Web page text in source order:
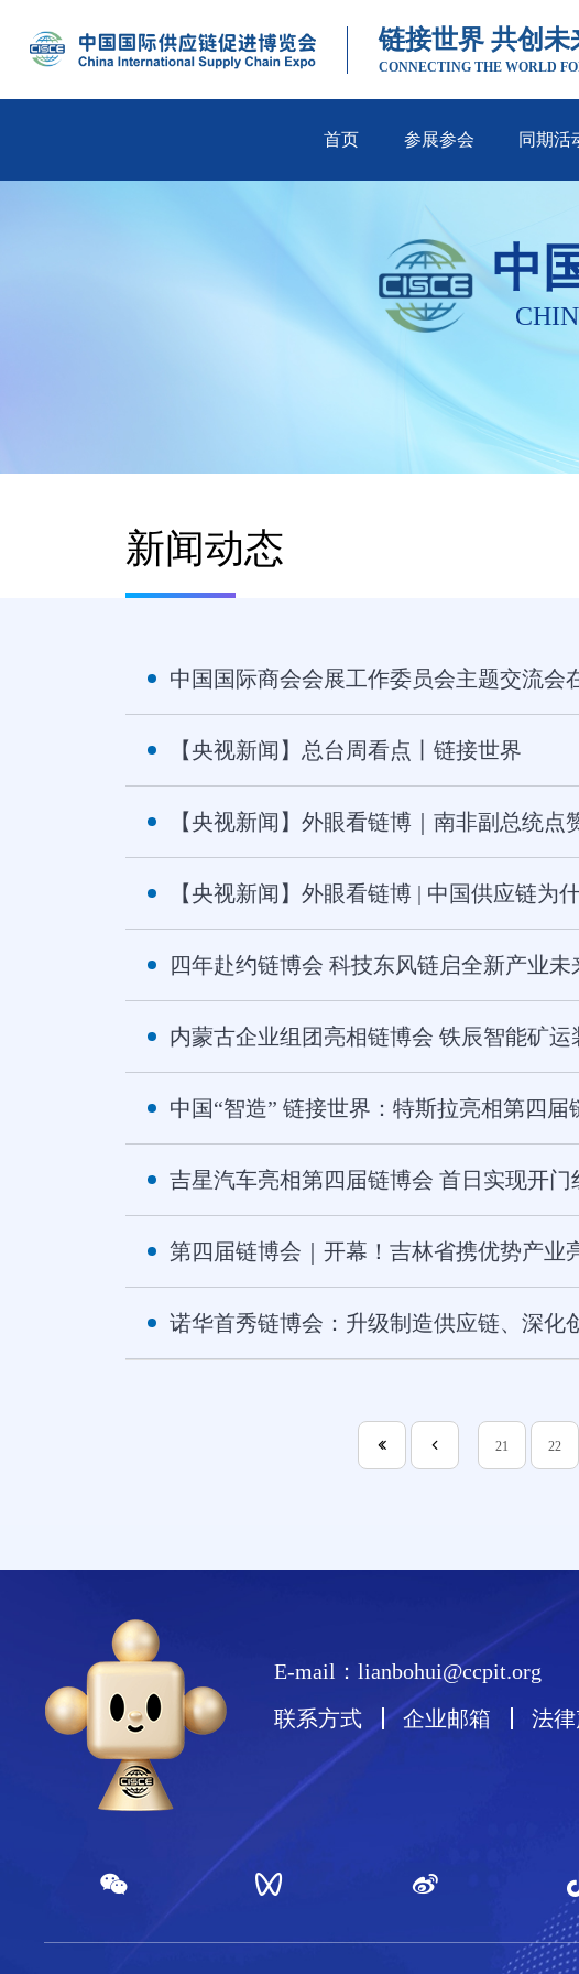
链接世界 共创未
CONNECTING THE WORLD
首页 参展参会 同期活
中
新闻动态
中国国际商会会展工作委员会主题交流会
【央视新闻】总台周看点丨链接世界
【央视新闻】外眼看链博｜南非副总统点
【央视新闻】外眼看链博 | 中国供应链为
四年赴约链博会 科技东风链启全新产业未
内蒙古企业组团亮相链博会 铁辰智能矿运
中国“智造” 链接世界：特斯拉亮相第四届
吉星汽车亮相第四届链博会 首日实现开门
第四届链博会｜开幕！吉林省携优势产业
诺华首秀链博会：升级制造供应链、深化
21 22
E-mail：lianbohui@ccpit.org
联系方式
企业邮箱 法